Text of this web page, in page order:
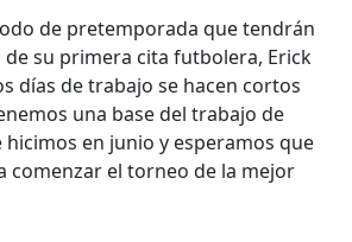
de pretemporada que tendrán
su primera cita futbolera, Erick
días de trabajo se hacen cortos
una base del trabajo de
en junio y esperamos que
comenzar el torneo de la mejor